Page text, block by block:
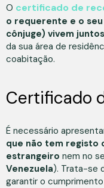
O certificado de
o requerente e o
cônjuge) vivem
da sua área de
coabitação.
Certificado
É necessário
que não tem registo
estrangeiro nem no
Venezuela). Trata-se
garantir o